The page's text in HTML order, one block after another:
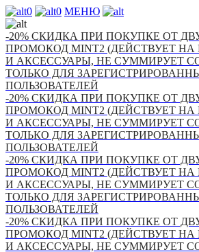
0 0 МЕНЮ
-20% СКИДКА ПРИ ПОКУПКЕ ОТ
ПРОМОКОД MINT2 (ДЕЙСТВУЕТ
И АКСЕССУАРЫ, НЕ СУММИРУЕТ
ТОЛЬКО ДЛЯ
ПОЛЬЗОВАТЕЛЕЙ
-20% СКИДКА ПРИ ПОКУПКЕ ОТ
ПРОМОКОД MINT2 (ДЕЙСТВУЕТ
И АКСЕССУАРЫ, НЕ СУММИРУЕТ
ТОЛЬКО ДЛЯ
ПОЛЬЗОВАТЕЛЕЙ
-20% СКИДКА ПРИ ПОКУПКЕ ОТ
ПРОМОКОД MINT2 (ДЕЙСТВУЕТ
И АКСЕССУАРЫ, НЕ СУММИРУЕТ
ТОЛЬКО ДЛЯ
ПОЛЬЗОВАТЕЛЕЙ
-20% СКИДКА ПРИ ПОКУПКЕ ОТ
ПРОМОКОД MINT2 (ДЕЙСТВУЕТ
И АКСЕССУАРЫ, НЕ СУММИРУЕТ